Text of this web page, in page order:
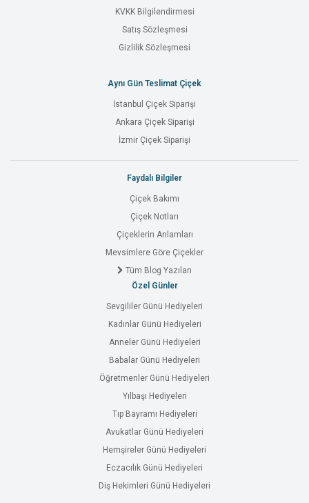
KVKK Bilgilendirmesi
Satış Sözleşmesi
Gizlilik Sözleşmesi
Aynı Gün Teslimat Çiçek
İstanbul Çiçek Siparişi
Ankara Çiçek Siparişi
İzmir Çiçek Siparişi
Faydalı Bilgiler
Çiçek Bakımı
Çiçek Notları
Çiçeklerin Anlamları
Mevsimlere Göre Çiçekler
Tüm Blog Yazıları
Özel Günler
Sevgililer Günü Hediyeleri
Kadınlar Günü Hediyeleri
Anneler Günü Hediyeleri
Babalar Günü Hediyeleri
Öğretmenler Günü Hediyeleri
Yılbaşı Hediyeleri
Tıp Bayramı Hediyeleri
Avukatlar Günü Hediyeleri
Hemşireler Günü Hediyeleri
Eczacılık Günü Hediyeleri
Diş Hekimleri Günü Hediyeleri